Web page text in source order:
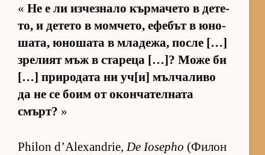
« Не е ли из­чез­нало кър­ма­чето в де­те­
то, и де­тето в мом­че­то, ефе­бът в юно­
ша­та, юно­шата в мла­де­жа, после […]
зре­лият мъж в ста­реца […]? Може би
[…] при­ро­дата ни уч­[и] мъл­ча­ливо
да не се боим от окон­ча­тел­ната
смърт? »
Philon d’Alexandrie,De Iosepho (Фи­лон